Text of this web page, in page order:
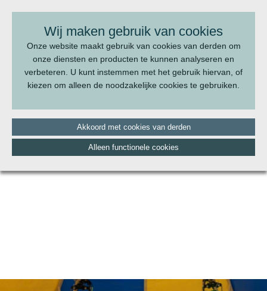
Wij maken gebruik van cookies
Onze website maakt gebruik van cookies van derden om
onze diensten en producten te kunnen analyseren en
verbeteren. U kunt instemmen met het gebruik hiervan, of
kiezen om alleen de noodzakelijke cookies te gebruiken.
Akkoord met cookies van derden
Alleen functionele cookies
BEL ONS:070 - 322 20 22